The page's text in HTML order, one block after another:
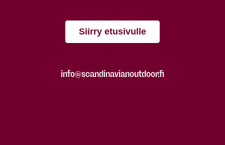
Siirry etusivulle
info@scandinavianoutdoor.fi